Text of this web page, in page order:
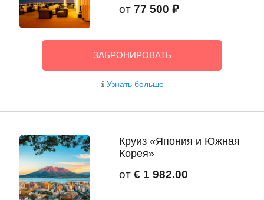
от 77 500 ₽
ЗАБРОНИРОВАТЬ
Узнать больше
Круиз «Япония и Южная
Корея»
от € 1 982.00